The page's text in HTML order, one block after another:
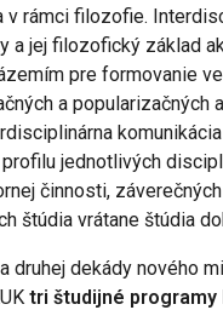
v rámci filozofie.
a jej filozofický základ
pre formovanie
a popularizačných
jednotlivých
činnosti,
štúdia vrátane štúdia
druhej dekády nového
tri študijné programy